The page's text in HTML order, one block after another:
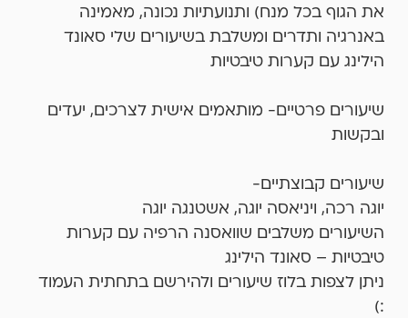
את הגוף בכל מנח) ותנועתיות נכונה, מאמינה
באנרגיה ותדרים ומשלבת בשיעורים שלי סאונד
הילינג עם קערות טיבטיות
שיעורים פרטיים- מותאמים אישית לצרכים, יעדים
ובקשות
שיעורים קבוצתיים-
יוגה רכה, ויניאסה יוגה, אשטנגה יוגה
השיעורים משלבים שוואסנה הרפיה עם קערות
טיבטיות – סאונד הילינג
ניתן לצפות בלוז שיעורים ולהירשם בתחתית העמוד
:)